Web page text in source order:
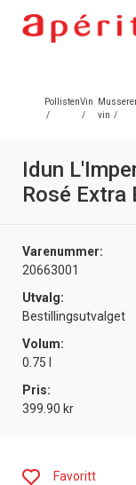
Pollisten
/
Vin
/
vin /
Idun
Rosé Extra
Varenummer:
20663001
Utvalg:
Bestillingsutvalget
Volum:
0.75 l
Pris:
399.90 kr
Favoritt